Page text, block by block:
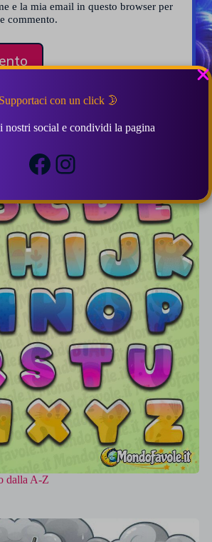
con un click 🌛
nostri social e condividi la pagina
Facebook
Instagram
e la mia email in questo browser per
commento.
dalla A-Z